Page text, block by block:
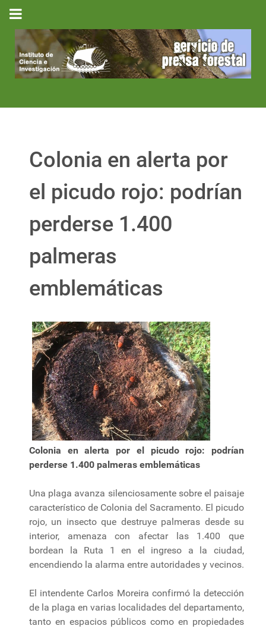
Colonia en alerta por
el picudo rojo: podrían
perderse 1.400
palmeras
emblemáticas
Colonia en alerta por el picudo rojo: podrían
perderse 1.400 palmeras emblemáticas
Una plaga avanza silenciosamente sobre el paisaje
característico de Colonia del Sacramento. El picudo
rojo, un insecto que destruye palmeras desde su
interior, amenaza con afectar las 1.400 que
bordean la Ruta 1 en el ingreso a la ciudad,
encendiendo la alarma entre autoridades y vecinos.
El intendente Carlos Moreira confirmó la detección
de la plaga en varias localidades del departamento,
tanto en espacios públicos como en propiedades